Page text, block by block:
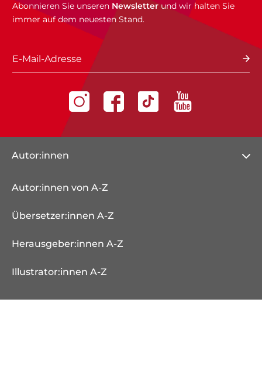
Abonnieren Sie unseren Newsletterund wir halten Sie
immer auf dem neuesten Stand.
E-Mail-Adresse
Autor:innen
Autor:innen von A-Z
Übersetzer:innen A-Z
Herausgeber:innen A-Z
Illustrator:innen A-Z